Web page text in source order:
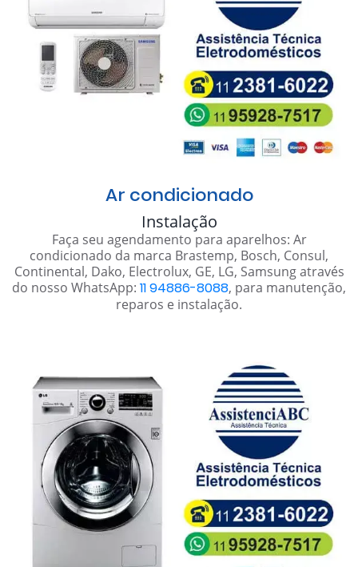
Ar condicionado
Instalação
Faça seu agendamento para aparelhos: Ar
condicionado da marca Brastemp, Bosch, Consul,
Continental, Dako, Electrolux, GE, LG, Samsung através
do nosso WhatsApp: 11 94886-8088, para manutenção,
reparos e instalação.